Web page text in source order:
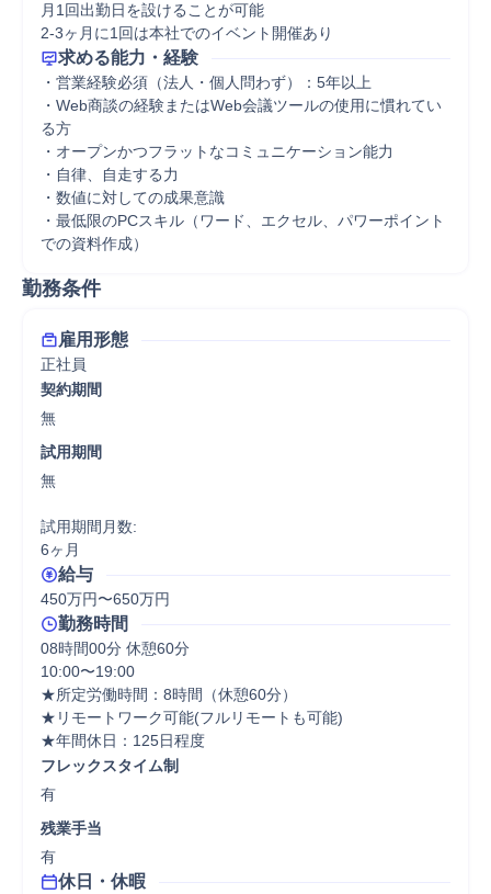
月1回出勤日を設けることが可能
2-3ヶ月に1回は本社でのイベント開催あり
求める能力・経験
・営業経験必須（法人・個人問わず）：5年以上
・Web商談の経験またはWeb会議ツールの使用に慣れてい
る方
・オープンかつフラットなコミュニケーション能力
・自律、自走する力
・数値に対しての成果意識
・最低限のPCスキル（ワード、エクセル、パワーポイント
での資料作成）
勤務条件
雇用形態
正社員
契約期間
無
試用期間
無
試用期間月数:
6ヶ月
給与
450万円〜650万円
勤務時間
08時間00分 休憩60分
10:00〜19:00
★所定労働時間：8時間（休憩60分）
★リモートワーク可能(フルリモートも可能)
★年間休日：125日程度
フレックスタイム制
有
残業手当
有
休日・休暇